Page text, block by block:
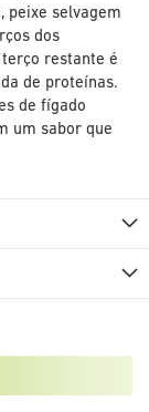
peixe selvagem
dos
restante é
de proteínas.
de fígado
um sabor que